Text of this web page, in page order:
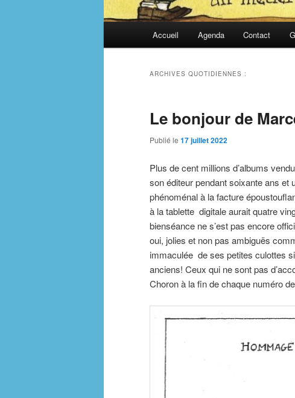
Accueil Agenda Contact
ARCHIVES QUOTIDIENNES :
Le bonjour de
Publié le 17 juillet 2022
Plus de cent millions d’albums
son éditeur pendant soixante ans et
phénoménal à la facture
à la tablette digitale aurait quatre
bienséance ne s’est pas encore
oui, jolies et non pas ambiguës
immaculée de ses petites culottes
anciens! Ceux qui ne sont pas
Choron à la fin de chaque numéro